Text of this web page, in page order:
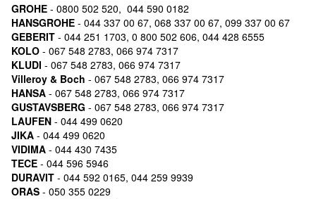
GROHE - 0800 502 520, 044 590 0182
HANSGROHE - 044 337 00 67, 068 337 00 67, 099 337 00 67
GEBERIT - 044 251 1703, 0 800 502 606, 044 428 6555
KOLO - 067 548 2783, 066 974 7317
KLUDI - 067 548 2783, 066 974 7317
Villeroy & Boch - 067 548 2783, 066 974 7317
HANSA - 067 548 2783, 066 974 7317
GUSTAVSBERG - 067 548 2783, 066 974 7317
LAUFEN - 044 499 0620
JIKA - 044 499 0620
VIDIMA - 044 430 7435
TECE - 044 596 5946
DURAVIT - 044 592 0165, 044 259 9939
ORAS - 050 355 0229